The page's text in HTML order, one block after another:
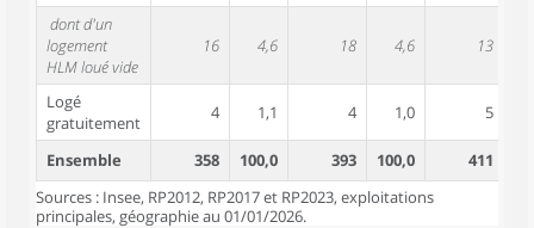
dont d'un
logement
HLM loué vide
16 4,6 18 4,6 13
Logé
gratuitement
4 1,1 4 1,0 5
Ensemble 358 100,0 393 100,0 411
Sources : Insee, RP2012, RP2017 et RP2023, exploitations
principales, géographie au 01/01/2026.